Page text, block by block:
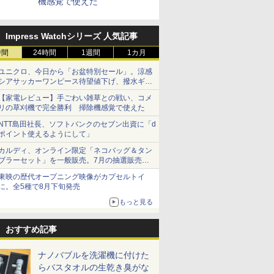
Impress Watchシリーズ 人気記事
24時間 1週間 1カ月
ニクロ、今日から「お盆特別セール」。涼感
アサッカーワンピース待望値下げ、撥水ギア
ョーツは1990円に
家電レビュー】手ごわい雑草との戦い、コメ
の草刈機で完全勝利 掃除機感覚で使えた
島田社長、ソフトバンクのセブン出資に「d
イント使えるようにして」
ルディ、オンライン限定「ネコバッグ＆タン
ラーセット」を一般販売。7月の抽選販売の
選無効分
映の歴代オープニング映像がカプセルトイ
。全5種で8月下旬発売
もっと見る
おすすめ記事
ナノバブルを洗濯機に付けた
らバスタオルの生乾き臭がな